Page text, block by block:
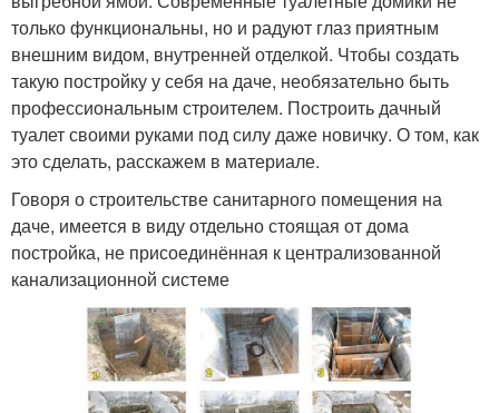
только функциональны, но и радуют глаз приятным
внешним видом, внутренней отделкой. Чтобы создать
такую постройку у себя на даче, необязательно быть
профессиональным строителем. Построить дачный
туалет своими руками под силу даже новичку. О том, как
это сделать, расскажем в материале.
Говоря о строительстве санитарного помещения на
даче, имеется в виду отдельно стоящая от дома
постройка, не присоединённая к централизованной
канализационной системе